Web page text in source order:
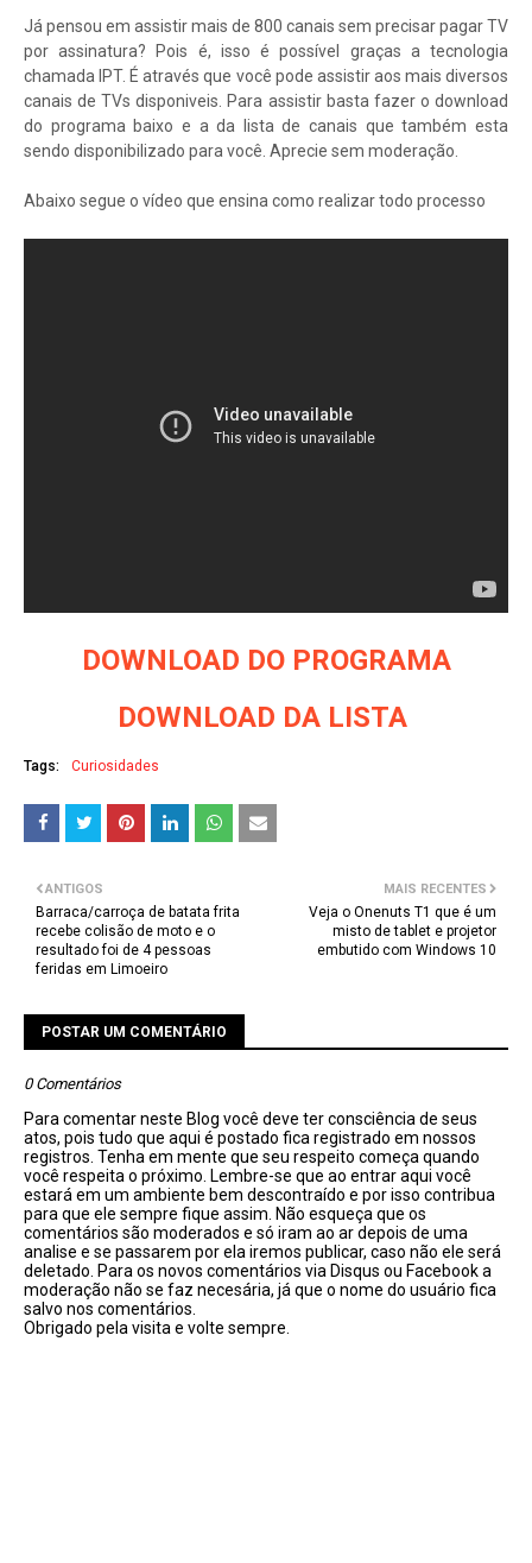
Já pensou em assistir mais de 800 canais sem precisar pagar TV
por assinatura? Pois é, isso é possível graças a tecnologia
chamada IPT. É através que você pode assistir aos mais diversos
canais de TVs disponiveis. Para assistir basta fazer o download
do programa baixo e a da lista de canais que também esta
sendo disponibilizado para você. Aprecie sem moderação.
Abaixo segue o vídeo que ensina como realizar todo processo
DOWNLOAD DO PROGRAMA
DOWNLOAD DA LISTA
Tags: Curiosidades
MAIS RECENTES
Veja o Onenuts T1 que é um
misto de tablet e projetor
embutido com Windows 10
ANTIGOS
Barraca/carroça de batata frita
recebe colisão de moto e o
resultado foi de 4 pessoas
feridas em Limoeiro
POSTAR UM COMENTÁRIO
0 Comentários
Para comentar neste Blog você deve ter consciência de seus
atos, pois tudo que aqui é postado fica registrado em nossos
registros. Tenha em mente que seu respeito começa quando
você respeita o próximo. Lembre-se que ao entrar aqui você
estará em um ambiente bem descontraído e por isso contribua
para que ele sempre fique assim. Não esqueça que os
comentários são moderados e só iram ao ar depois de uma
analise e se passarem por ela iremos publicar, caso não ele será
deletado. Para os novos comentários via Disqus ou Facebook a
moderação não se faz necesária, já que o nome do usuário fica
salvo nos comentários.
Obrigado pela visita e volte sempre.